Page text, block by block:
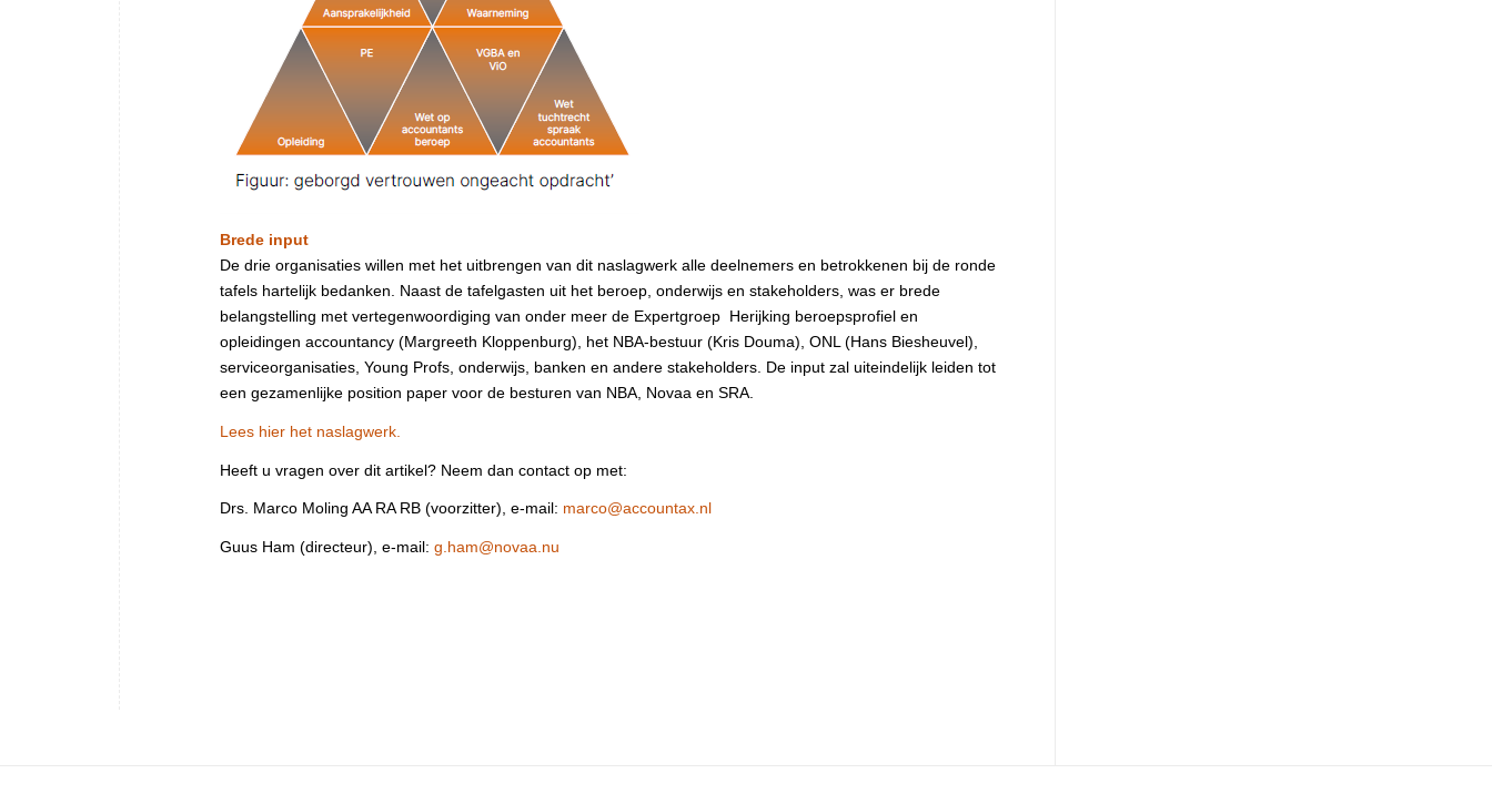
Brede input
De drie organisaties willen met het uitbrengen van dit naslagwerk alle deelnemers en betrokkenen bij de ronde
tafels hartelijk bedanken. Naast de tafelgasten uit het beroep, onderwijs en stakeholders, was er brede
belangstelling met vertegenwoordiging van onder meer de Expertgroep Herijking beroepsprofiel en
opleidingen accountancy (Margreeth Kloppenburg), het NBA-bestuur (Kris Douma), ONL (Hans Biesheuvel),
serviceorganisaties, Young Profs, onderwijs, banken en andere stakeholders. De input zal uiteindelijk leiden tot
een gezamenlijke position paper voor de besturen van NBA, Novaa en SRA.
Lees hier het naslagwerk.
Heeft u vragen over dit artikel? Neem dan contact op met:
Drs. Marco Moling AA RA RB (voorzitter), e-mail: marco@accountax.nl
Guus Ham (directeur), e-mail: g.ham@novaa.nu